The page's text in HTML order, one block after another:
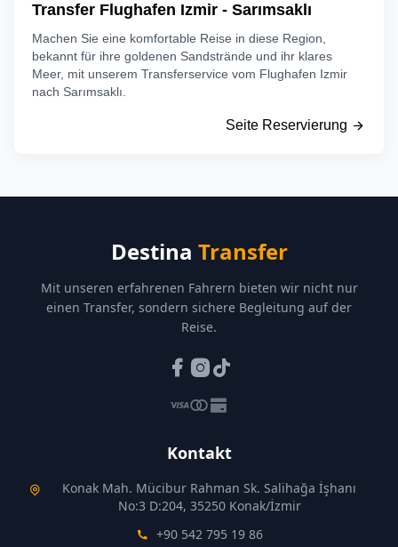
Transfer Flughafen Izmir - Sarımsaklı
Machen Sie eine komfortable Reise in diese Region,
bekannt für ihre goldenen Sandstrände und ihr klares
Meer, mit unserem Transferservice vom Flughafen Izmir
nach Sarımsaklı.
Seite Reservierung
Destina Transfer
Mit unseren erfahrenen Fahrern bieten wir nicht nur
einen Transfer, sondern sichere Begleitung auf der
Reise.
Kontakt
Konak Mah. Mücibur Rahman Sk. Salihağa İşhanı
No:3 D:204, 35250 Konak/İzmir
+90 542 795 19 86